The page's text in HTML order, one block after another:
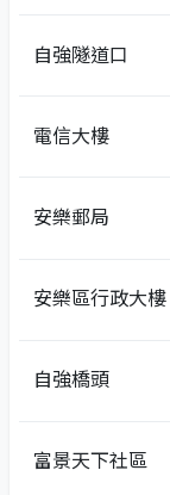
自強隧道口
電信大樓
安樂郵局
安樂區行政大樓
自強橋頭
富景天下社區